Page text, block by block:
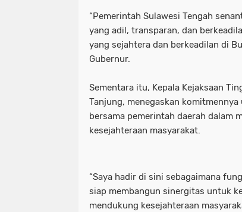
“Pemerintah Sulawesi Tengah
yang adil, transparan, dan
yang sejahtera dan berkeadilan di
Gubernur.
Sementara itu, Kepala Kejaksaan
Tanjung, menegaskan
bersama pemerintah daerah dalam
kesejahteraan masyarakat.
“Saya hadir di sini sebagaimana
siap membangun sinergitas untuk
mendukung kesejahteraan